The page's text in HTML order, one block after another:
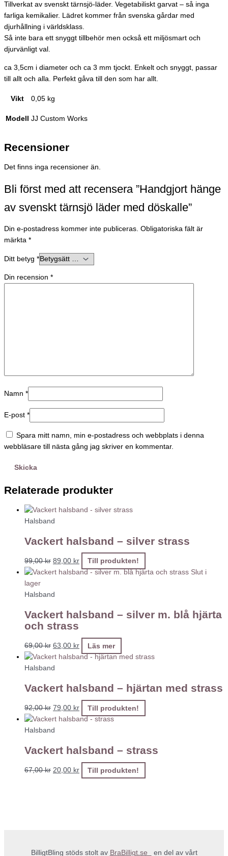
Tillverkat av svenskt tärnsjö-läder. Vegetabiliskt garvat – så inga
farliga kemikalier. Lädret kommer från svenska gårdar med
djurhållning i världsklass.
Så inte bara ett snyggt tillbehör men också ett miljösmart och
djurvänligt val.
ca 3,5cm i diameter och ca 3 mm tjockt. Enkelt och snyggt, passar
till allt och alla. Perfekt gåva till den som har allt.
Vikt 0,05 kg
Modell JJ Custom Works
Recensioner
Det finns inga recensioner än.
Bli först med att recensera ”Handgjort hänge
av svenskt tärnsjö läder med döskalle”
Din e-postadress kommer inte publiceras. Obligatoriska fält är
märkta *
Ditt betyg *
Din recension *
Namn *
E-post *
Spara mitt namn, min e-postadress och webbplats i denna
webbläsare till nästa gång jag skriver en kommentar.
Relaterade produkter
Halsband
Vackert halsband – silver strass
99,00kr 89,00 kr Till produkten!
Slut i
lager
Halsband
Vackert halsband – silver m. blå hjärta
och strass
69,00kr 63,00 kr Läs mer
Halsband
Vackert halsband – hjärtan med strass
92,00kr 79,00 kr Till produkten!
Halsband
Vackert halsband – strass
67,00kr 20,00 kr Till produkten!
BilligtBling stöds stolt av BraBilligt.se en del av vårt